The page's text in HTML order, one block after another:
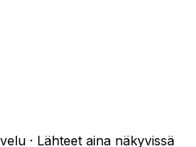
· Lähteet aina näkyvissä